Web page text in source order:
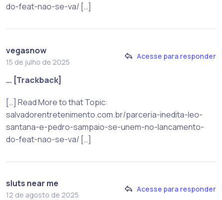
do-feat-nao-se-va/ […]
vegasnow
15 de julho de 2025
Acesse para responder
… [Trackback]
[…] Read More to that Topic:
salvadorentretenimento.com.br/parceria-inedita-leo-
santana-e-pedro-sampaio-se-unem-no-lancamento-
do-feat-nao-se-va/ […]
sluts near me
12 de agosto de 2025
Acesse para responder